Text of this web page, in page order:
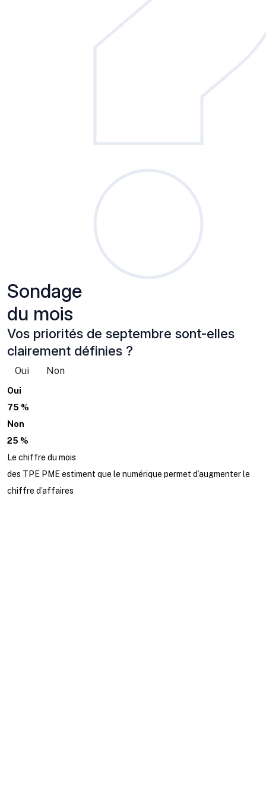
Sondage
du mois
Vos priorités de septembre sont-elles
clairement définies ?
Oui Non
Oui
75 %
Non
25 %
Le chiffre du mois
des TPE PME estiment que le numérique permet d’augmenter le
chiffre d’affaires